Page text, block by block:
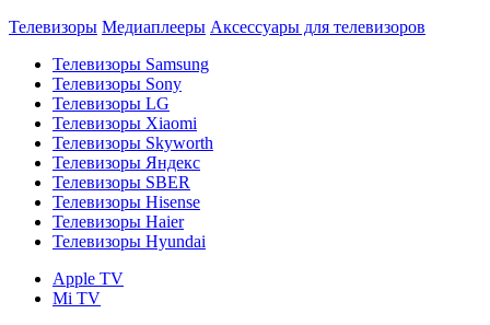
Телевизоры Медиаплееры Аксессуары для телевизоров
Телевизоры Samsung
Телевизоры Sony
Телевизоры LG
Телевизоры Xiaomi
Телевизоры Skyworth
Телевизоры Яндекс
Телевизоры SBER
Телевизоры Hisense
Телевизоры Haier
Телевизоры Hyundai
Apple TV
Mi TV